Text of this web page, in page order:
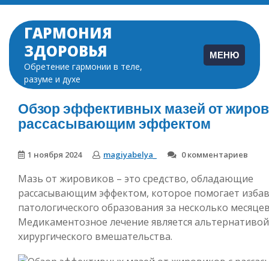
Перейти
содержимому
ГАРМОНИЯ
ЗДОРОВЬЯ
Обретение гармонии в теле,
разуме и духе
МЕНЮ
Обзор эффективных мазей от
рассасывающим эффектом
1 ноября 2024 magiyabelya_ 0 комментариев
Мазь от жировиков – это средство, обладающие
рассасывающим эффектом, которое помогает
патологического образования за несколько
Медикаментозное лечение является альтернативой
хирургического вмешательства.